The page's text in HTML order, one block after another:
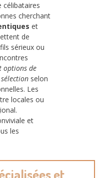
célibataires
cherchant
et
de
sérieux ou
options de
selon
Les
locales ou
et
les
et